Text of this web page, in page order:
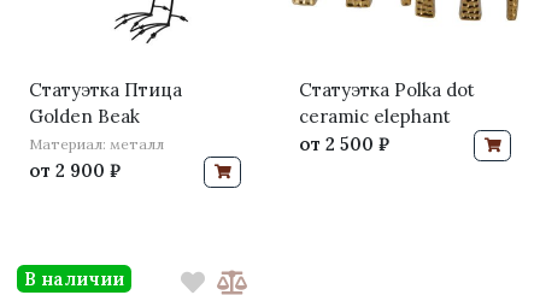
Статуэтка Птица
Golden Beak
Материал: металл
от 2 900 ₽
Статуэтка Polka dot
ceramic elephant
от 2 500 ₽
В наличии